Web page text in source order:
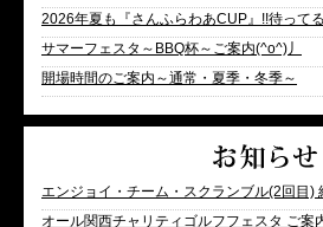
2026年夏も『さんふらわあCUP』!!待ってる
サマーフェスタ～BBQ杯～ご案内(^o^)丿
開場時間のご案内～通常・夏季・冬季～
エンジョイ・チーム・スクランブル(2回目)
オール関西チャリティゴルフフェスタ ご案